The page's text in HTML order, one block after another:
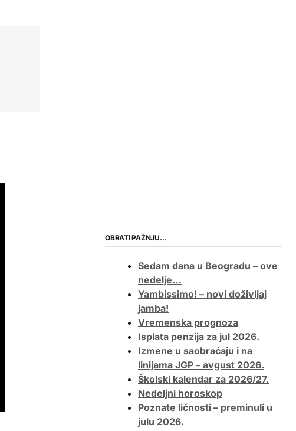
OBRATI PAŽNJU…
Sedam dana u Beogradu – ove
nedelje…
Yambissimo! – novi doživljaj
jamba!
Vremenska prognoza
Isplata penzija za jul 2026.
Izmene u saobraćaju i na
linijama JGP – avgust 2026.
Školski kalendar za 2026/27.
Nedeljni horoskop
Poznate ličnosti – preminuli u
julu 2026.